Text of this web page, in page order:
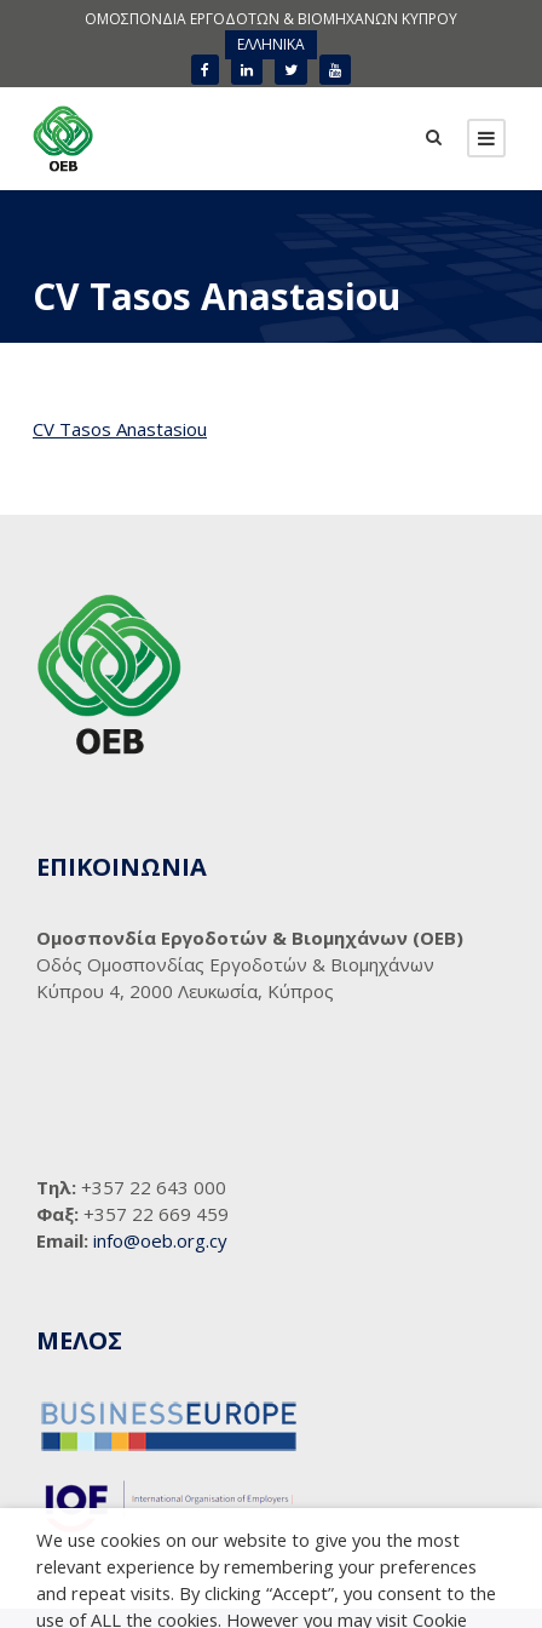
ΟΜΟΣΠΟΝΔΙΑ ΕΡΓΟΔΟΤΩΝ & ΒΙΟΜΗΧΑΝΩΝ ΚΥΠΡΟΥ
ΕΛΛΗΝΙΚΑ
CV Tasos Anastasiou
CV Tasos Anastasiou
ΕΠΙΚΟΙΝΩΝΙΑ
Ομοσπονδία Εργοδοτών & Βιομηχάνων (ΟΕΒ)
Οδός Ομοσπονδίας Εργοδοτών & Βιομηχάνων
Κύπρου 4, 2000 Λευκωσία, Κύπρος
Τηλ: +357 22 643 000
Φαξ: +357 22 669 459
Email: info@oeb.org.cy
ΜΕΛΟΣ
We use cookies on our website to give you the most
relevant experience by remembering your preferences
and repeat visits. By clicking “Accept”, you consent to the
use of ALL the cookies. However you may visit Cookie